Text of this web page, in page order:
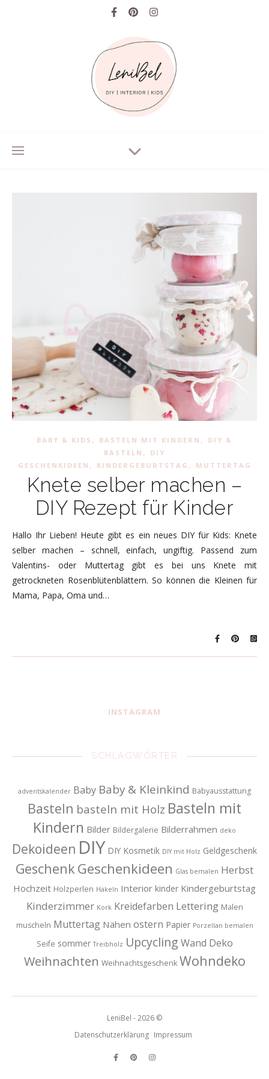
BABY & KIDS , BASTELN MIT KINDERN ,
DIY &
BASTELN ,
DIY
GESCHENKIDEEN , KINDERGEBURTSTAG , MUTTERTAG
Knete selber machen –
DIY Rezept für Kinder
Hallo Ihr Lieben! Heute gibt es ein neues DIY für Kids: Knete
selber machen – schnell, einfach, ungiftig. Passend zum
Valentins- oder Muttertag gibt es bei uns Knete mit
getrockneten Rosenblütenblättern. So können die Kleinen für
Mama, Papa, Oma und…
INSTAGRAM
SCHLAGWÖRTER
adventskalender Baby Baby & Kleinkind Babyausstattung
Basteln basteln mit Holz Basteln mit
Kindern Bilder Bildergalerie Bilderrahmen deko
Dekoideen DIY DIY Kosmetik DIY mit Holz Geldgeschenk
Geschenk Geschenkideen Glas bemalen Herbst
Hochzeit Holzperlen Häkeln Interior kinder Kindergeburtstag
Kinderzimmer Kork Kreidefarben Lettering Malen
muscheln Muttertag Nähen ostern Papier Porzellan bemalen
Seife sommer Treibholz Upcycling Wand Deko
Weihnachten Weihnachtsgeschenk Wohndeko
LeniBel - 2026 ©
Datenschutzerklärung Impressum